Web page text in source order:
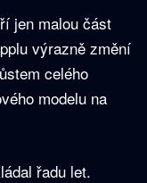
jen malou část
výrazně změní
celého
modelu na
řadu let.